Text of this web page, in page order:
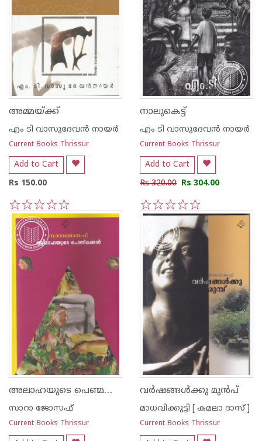
അമ്മയ്‌ക്ക്
എം ടി വാസുദേവന്‍ നായര്‍
Current Books Thrissur
Add to Cart
Rs 150.00
5
4
3
2
1
നാലുകെട്ട്
എം ടി വാസുദേവന്‍ നായര്‍
Current Books Thrissur
Add to Cart
Rs 320.00 Rs 304.00
5
4
3
2
1
അലാഹയുടെ പെണ്മക്കള്‍
സാറാ ജോസഫ്
Current Books Thrissur
വര്‍ഷങ്ങള്‍ക്കു മുന്‍‌പ്
മാധവിക്കുട്ടി [ കമലാ ദാസ് ]
Current Books Thrissur